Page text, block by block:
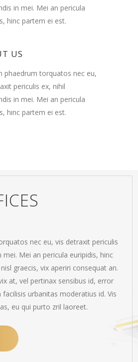
in mei. Mei an pericula
hinc partem ei est.
US
phaedrum torquatos nec eu,
periculis ex, nihil
in mei. Mei an pericula
hinc partem ei est.
nec eu, vis detraxit periculis
mei. Mei an pericula euripidis, hinc
graecis, vix aperiri consequat an.
at, vel pertinax sensibus id, error
urbanitas moderatius id. Vis
eu qui purto zril laoreet.